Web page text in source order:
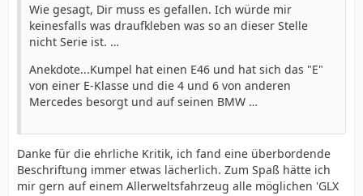
Wie gesagt, Dir muss es gefallen. Ich würde mir
keinesfalls was draufkleben was so an dieser Stelle
nicht Serie ist. …
Anekdote...Kumpel hat einen E46 und hat sich das "E"
von einer E-Klasse und die 4 und 6 von anderen
Mercedes besorgt und auf seinen BMW …
Danke für die ehrliche Kritik, ich fand eine überbordende
Beschriftung immer etwas lächerlich. Zum Spaß hätte ich
mir gern auf einem Allerweltsfahrzeug alle möglichen 'GLX